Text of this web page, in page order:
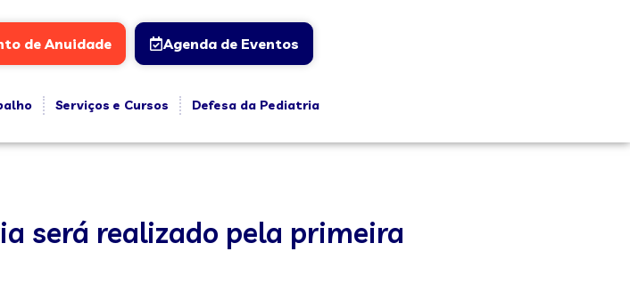
de Anuidade Agenda de Eventos
Serviços e Cursos
Defesa da Pediatria
será realizado pela primeira